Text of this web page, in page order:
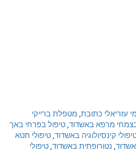
עזריאלי כתובת, מטפלת ברייקי
מרפא באשדוד, טיפול בפרחי באך
קינסיולוגיה באשדוד, טיפולי תטא
, נטורופתית באשדוד, טיפולי